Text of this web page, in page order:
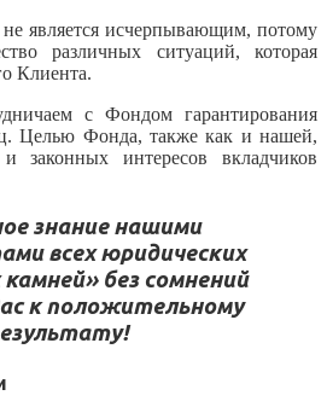
является исчерпывающим, потому
различных ситуаций, которая
Клиента.
с Фондом гарантирования
Целью Фонда, также как и нашей,
законных интересов вкладчиков
знание нашими
всех юридических
без сомнений
к положительному